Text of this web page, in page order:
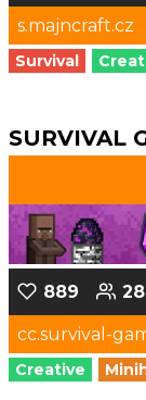
s.majncraft.cz
Survival
SURVIVAL
889 28
cc.survival-
Creative